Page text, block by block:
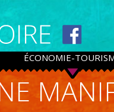
ÉCONOMIE-